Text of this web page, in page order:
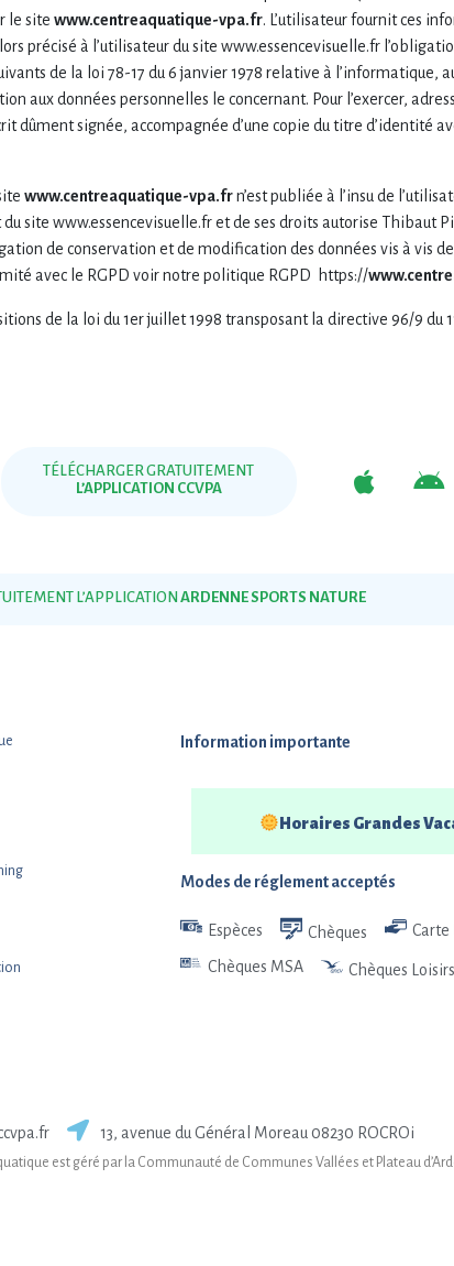
le site www.centreaquatique-vpa.fr. L’utilisateur fournit ces
précisé à l’utilisateur du site www.essencevisuelle.fr
de la loi 78-17 du 6 janvier 1978 relative à l’informatique,
aux données personnelles le concernant. Pour l’exercer,
dûment signée, accompagnée d’une copie du titre d’identité
www.centreaquatique-vpa.frn’est publiée à l’insu de
site www.essencevisuelle.fr et de ses droits autorise Thibaut
de conservation et de modification des données vis à vis
avec le RGPD voir notre politique RGPD https://
de la loi du 1er juillet 1998 transposant la directive 96/9
TÉLÉCHARGER GRATUITEMENT
L’APPLICATION CCVPA
L’APPLICATIONARDENNE SPORTS NATURE
Information importante
Horaires Grandes
Modes de réglement acceptés
Espèces Chèques Carte
Chèques MSA Chèques
13, avenue du Général Moreau 08230 ROCROi
est géré par la Communauté de Communes Vallées et Plateau